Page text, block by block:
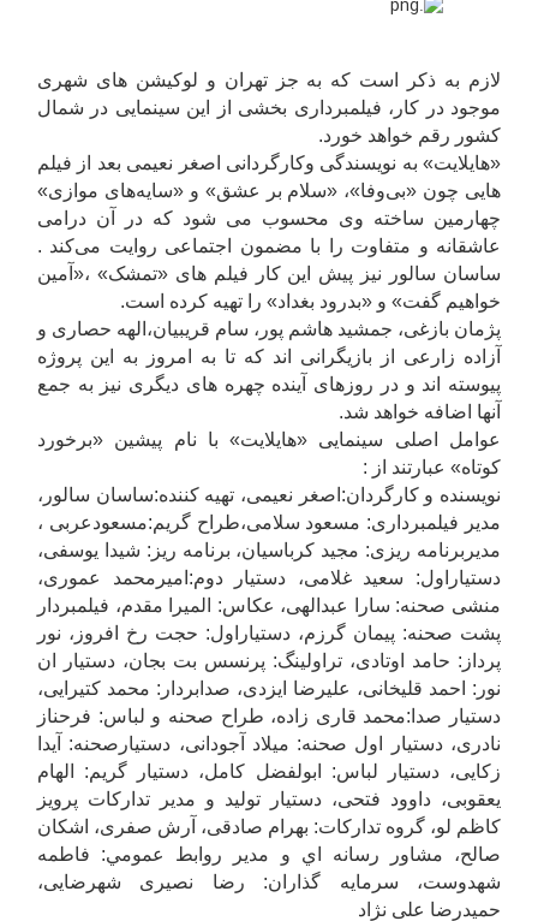
لازم به ذکر است که به جز تهران و لوکیشن های شهری
موجود در کار، فیلمبرداری بخشی از این سینمایی در شمال
کشور رقم خواهد خورد.
«هایلایت» به نویسندگی وکارگردانی اصغر نعیمی بعد از فیلم
هایی چون «بی‌وفا»، «سلام بر عشق» و «سایه‌های موازی»
چهارمین ساخته وی محسوب می شود که در آن درامی
عاشقانه و متفاوت را با مضمون اجتماعی روایت می‌کند .
ساسان سالور نیز پیش این کار فیلم های «تمشک» ،«آمين
خواهيم گفت» و «بدرود بغداد» را تهیه کرده است.
پژمان بازغی، جمشید هاشم پور، سام قریبیان،الهه حصاری و
آزاده زارعی از بازیگرانی اند كه تا به امروز به این پروژه
پیوسته اند و در روزهای آینده چهره های دیگری نیز به جمع
آنها اضافه خواهد شد.
عوامل اصلی سینمایی «هایلایت» با نام پیشین «برخورد
کوتاه» عبارتند از :
نویسنده و کارگردان:اصغر نعیمی، تهیه کننده:ساسان سالور،
مدیر فیلمبرداری: مسعود سلامی،طراح گریم:مسعودعربی ،
مدیربرنامه ریزی: مجید کرباسیان، برنامه ریز: شیدا یوسفی،
دستیاراول: سعید غلامی، دستیار دوم:امیرمحمد عموری،
منشی صحنه: سارا عبدالهی، عکاس: المیرا مقدم، فیلمبردار
پشت صحنه: پیمان گرزم، دستیاراول: حجت رخ افروز، نور
پرداز: حامد اوتادی، تراولینگ: پرنسس بت بجان، دستیار ان
نور: احمد قلیخانی، علیرضا ایزدی، صدابردار: محمد کتیرایی،
دستیار صدا:محمد قاری زاده، طراح صحنه و لباس: فرحناز
نادری، دستیار اول صحنه: میلاد آجودانی، دستیارصحنه: آیدا
زکایی، دستیار لباس: ابولفضل کامل، دستیار گریم: الهام
یعقوبی، داوود فتحی، دستیار تولید و مدیر تدارکات پرویز
کاظم لو، گروه تدارکات: بهرام صادقی، آرش صفری، اشکان
صالح، مشاور رسانه اي و مدير روابط عمومي: فاطمه
شهدوست، سرمایه گذاران: رضا نصیری شهرضایی،
حمیدرضا علی نژاد